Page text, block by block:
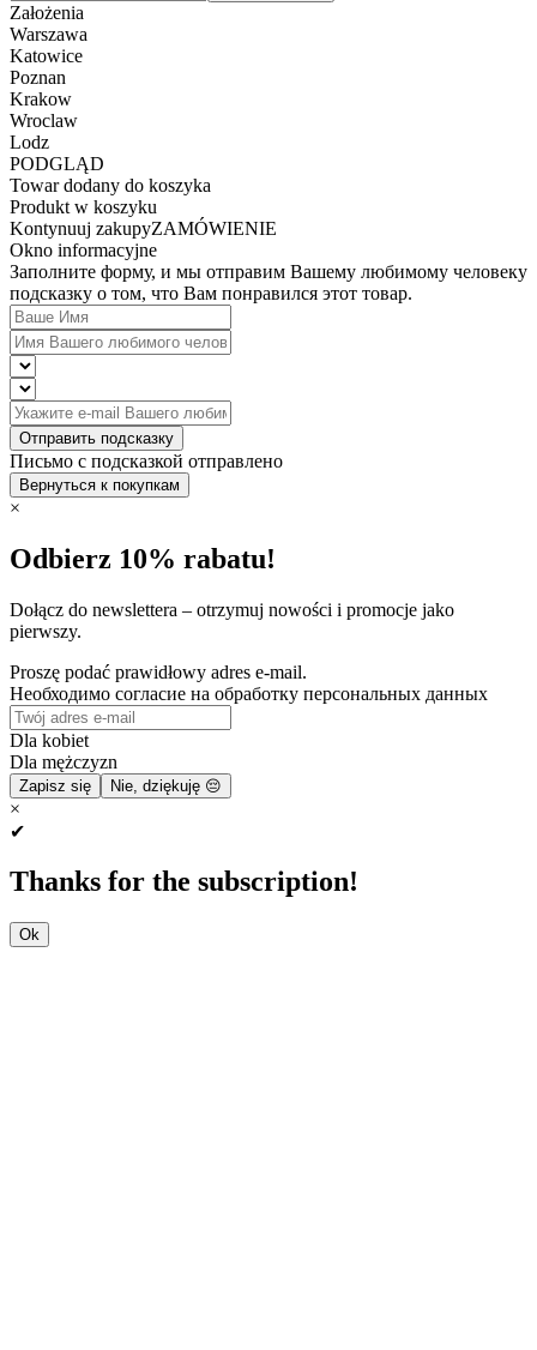
Założenia
Warszawa
Katowice
Poznan
Krakow
Wroclaw
Lodz
PODGLĄD
Towar dodany do koszyka
Produkt w koszyku
Kontynuuj zakupyZAMÓWIENIE
Okno informacyjne
Заполните форму, и мы отправим Вашему любимому человеку
подсказку о том, что Вам понравился этот товар.
Отправить подсказку
Письмо с подсказкой отправлено
Вернуться к покупкам
×
Odbierz 10% rabatu!
Dołącz do newslettera – otrzymuj nowości i promocje jako
pierwszy.
Proszę podać prawidłowy adres e-mail.
Необходимо согласие на обработку персональных данных
Dla kobiet
Dla mężczyzn
Zapisz się Nie, dziękuję 😔
×
✔
Thanks for the subscription!
Ok